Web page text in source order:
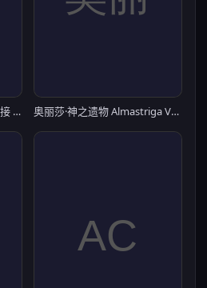
SLG/3D/欧美/双端丨意识拼接 Neuro/Splice v0.03.0 Ch.1-Ch.4 【20260625】 奥丽莎·神之遗物 Almastriga V2.0